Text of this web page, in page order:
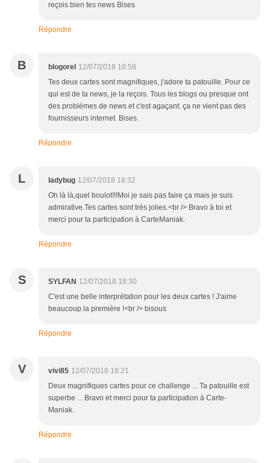
reçois bien tes news Bises
Répondre
B blogorel 12/07/2018 18:58
Tes deux cartes sont magnifiques, j'adore ta patouille. Pour ce
qui est de ta news, je la reçois. Tous les blogs ou presque ont
des problèmes de news et c'est agaçant. ça ne vient pas des
fournisseurs internet. Bises.
Répondre
L ladybug 12/07/2018 18:32
Oh là là,quel boulot!!!Moi je sais pas faire ça mais je suis
admirative.Tes cartes sont très jolies.<br /> Bravo à toi et
merci pour ta participation à CarteManiak.
Répondre
S SYLFAN 12/07/2018 18:30
C'est une belle interprétation pour les deux cartes ! J'aime
beaucoup la première !<br /> bisous
Répondre
V vivi85 12/07/2018 18:21
Deux magnifiques cartes pour ce challenge ... Ta patouille est
superbe ... Bravo et merci pour ta participation à Carte-
Maniak.
Répondre